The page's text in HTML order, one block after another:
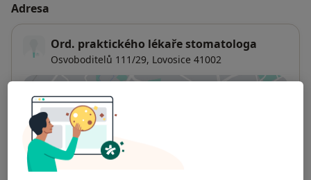
Adresa
Ord. praktického lékaře stomatologa
Osvoboditelů 111/29, Lovosice 41002
Dostupnost
Na této adrese online kalendář není aktivní
Co mám v takové situaci udělat?